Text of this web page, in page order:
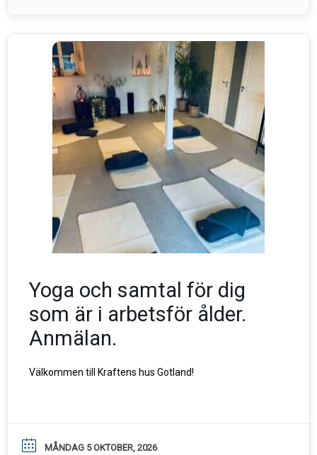
Yoga och samtal för dig
som är i arbetsför ålder.
Anmälan.
Välkommen till Kraftens hus Gotland!
MÅNDAG 5 OKTOBER, 2026